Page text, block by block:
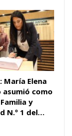
María Elena
asumió como
y
N.º 1 del…